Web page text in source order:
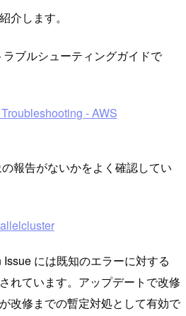
介します。
ブルシューティングガイドで
- AWS
報告がないかをよく確認してい
には既知のエラーに対する
れています。アップデートで改修
改修までの暫定対処として有効で